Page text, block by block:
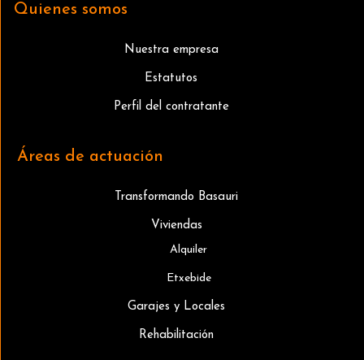
Quienes somos
Nuestra empresa
Estatutos
Perfil del contratante
Áreas de actuación
Transformando Basauri
Viviendas
Alquiler
Etxebide
Garajes y Locales
Rehabilitación